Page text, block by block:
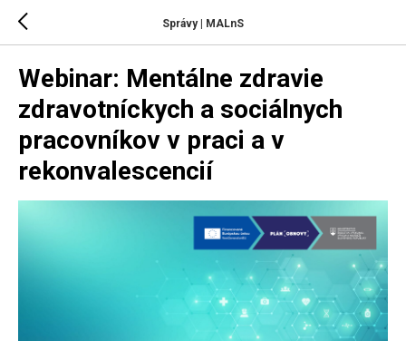
Správy | MALnS
Webinar: Mentálne zdravie
zdravotníckych a sociálnych
pracovníkov v praci a v
rekonvalescencií